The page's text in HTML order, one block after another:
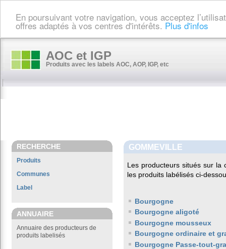
En poursuivant votre navigation, vous acceptez
offres adaptés à vos centres d'intérêts. Plus d'infos
AOC et IGP
Produits avec les labels AOC, AOP, IGP, etc
RECHERCHE
Produits
Communes
Label
ANNUAIRE
Annuaire des producteurs de
produits labelisés
GOMMEVILLE
Les producteurs situés sur la
les produits labélisés ci-
Bourgogne
Bourgogne aligoté
Bourgogne mousseux
Bourgogne ordinaire et
Bourgogne Passe-tout-